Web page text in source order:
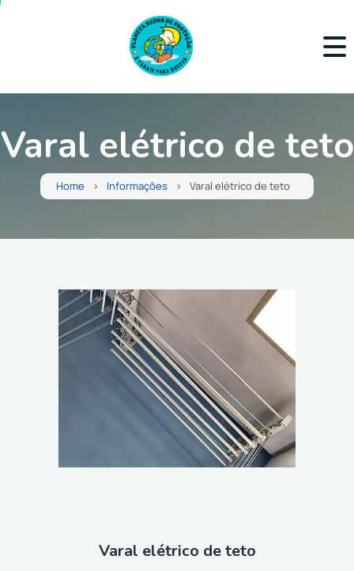
Varal elétrico de teto
Home Informações Varal elétrico de teto
Varal elétrico de teto